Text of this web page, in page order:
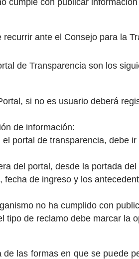
cumple con publicar
ante el Consejo para la
de Transparencia son los
si no es usuario deberá
de información:
portal de transparencia, debe
del portal, desde la portada
fecha de ingreso y los
no ha cumplido con
tipo de reclamo debe marcar la
las formas en que se puede